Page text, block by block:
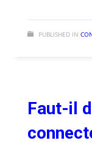
PUBLISHED IN
Faut-il